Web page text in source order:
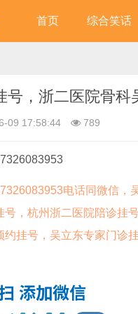
首页 综合笑话
号，浙二医院骨
09 17:58:44 789
电话同微信，
号，杭州浙二医院陪诊挂
约挂号，吴立东专家门诊